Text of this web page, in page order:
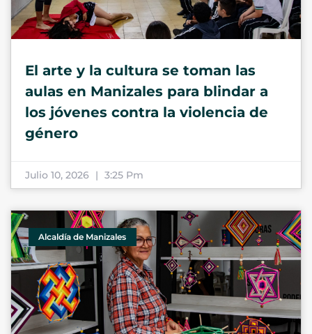
El arte y la cultura se toman las
aulas en Manizales para blindar a
los jóvenes contra la violencia de
género
Julio 10, 2026 3:25 Pm
Alcaldía de Manizales